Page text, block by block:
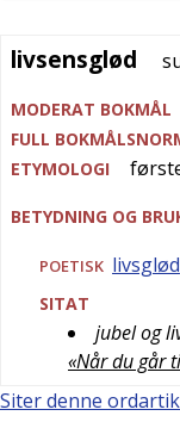
livsensglød
MODERAT BOKMÅL
FULL
ETYMOLOGI
BETYDNING OG
POETISK livsglød
SITAT
jubel og
«Når du går
Siter denne